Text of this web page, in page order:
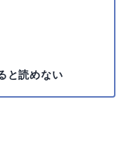
と読めない